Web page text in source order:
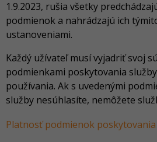
1.9.2023, rušia všetky
podmienok a nahrádzajú ich
ustanoveniami.
Každý užívateľ musí vyjadriť svoj
podmienkami poskytovania
používania. Ak s uvedenými
služby nesúhlasíte, nemôžete
Platnosť podmienok